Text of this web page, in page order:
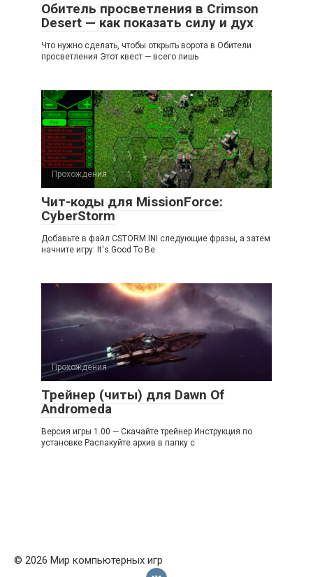
Обитель просветления в Crimson
Desert — как показать силу и дух
Что нужно сделать, чтобы открыть ворота в Обители
просветления Этот квест — всего лишь
Прохождения
Чит-коды для MissionForce:
CyberStorm
Добавьте в файл CSTORM.INI следующие фразы, а затем
начните игру: It's Good To Be
Прохождения
Трейнер (читы) для Dawn Of
Andromeda
Версия игры 1.00 — Скачайте трейнер Инструкция по
установке Распакуйте архив в папку с
© 2026 Мир компьютерных игр